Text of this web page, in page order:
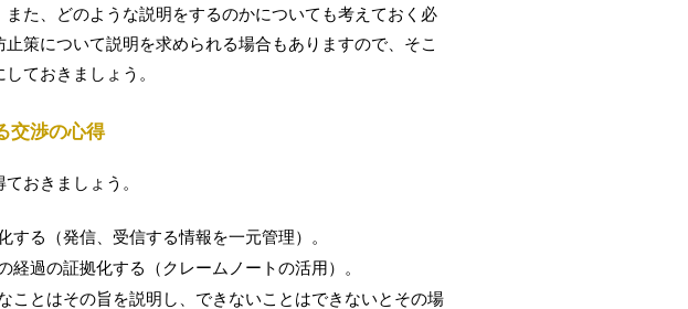
た、どのような説明をするのかについても考えておく必
策について説明を求められる場合もありますので、そこ
ておきましょう。
交渉の心得
おきましょう。
する（発信、受信する情報を一元管理）。
経過の証拠化する（クレームノートの活用）。
ことはその旨を説明し、できないことはできないとその場